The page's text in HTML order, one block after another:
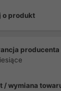
o produkt
producenta
/ wymiana